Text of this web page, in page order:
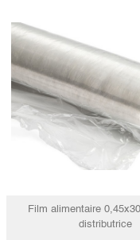
Film alimentaire
distributrice